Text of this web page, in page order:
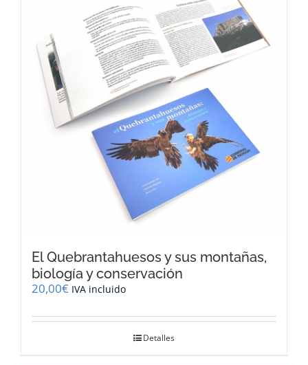
El Quebrantahuesos y sus montañas,
biología y conservación
20,00€ IVA incluido
Detalles